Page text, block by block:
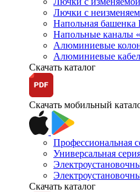
Лючки с
Напольная башенка
Напольные каналы
Алюминиевые
Алюминиевые
Скачать каталог
Скачать мобильный
Профессиональная
Универсальная
Скачать каталог